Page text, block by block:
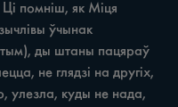
помніш, як Міця
ўчынак
ды штаны пацяраў
не глядзі на другіх,
улезла, куды не нада,